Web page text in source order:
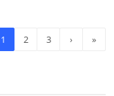
1 2 3 › »